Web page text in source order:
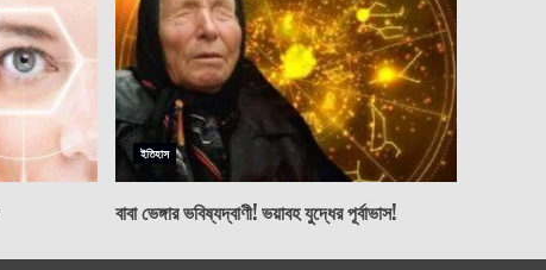
ইতিহাস
বাবা ভেঙ্গার ভবিষ্যদ্বাণী! ভয়াবহ যুদ্ধের পূর্বাভাস!